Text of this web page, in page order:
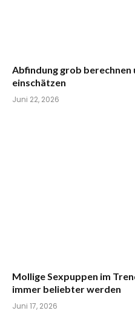
Abfindung grob berechnen
einschätzen
Juni 22, 2026
Mollige Sexpuppen im
immer beliebter werden
Juni 17, 2026